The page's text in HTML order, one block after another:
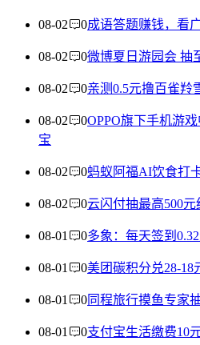
08-02 0成语答题赚钱，看
08-02 0微博夏日游园会 抽
08-02 0亲测0.5元撸百雀羚
08-02 0OPPO旗下手机游
宝
08-02 0蚂蚁阿福AI饮食打
08-02 0云闪付抽最高500元
08-01 0多象：每天签到
08-01 0美团碳积分兑28-18
08-01 0同程旅行摸鱼专家
08-01 0支付宝生活缴费10